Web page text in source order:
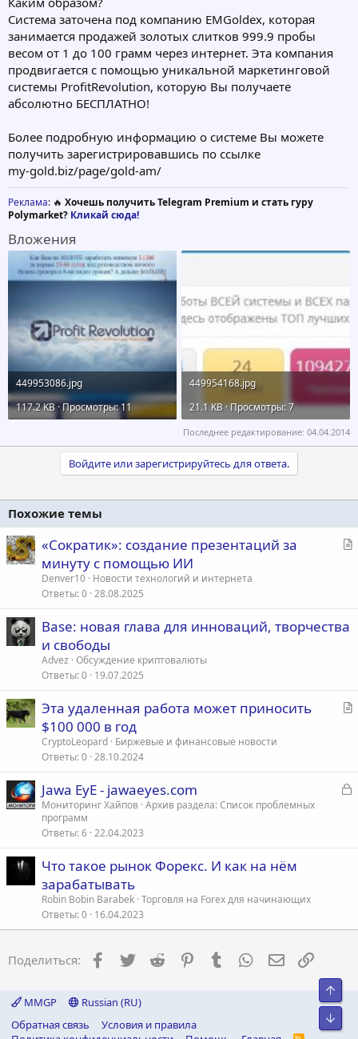
Система заточена под компанию EMGoldex, которая
занимается продажей золотых слитков 999.9 пробы
весом от 1 до 100 грамм через интернет. Эта компания
продвигается с помощью уникальной маркетинговой
системы ProfitRevolution, которую Вы получаете
абсолютно БЕСПЛАТНО!
Более подробную информацию о системе Вы можете
получить зарегистрировавшись по ссылке
my-gold.biz/page/gold-am/
Реклама: 🔥 Хочешь получить Telegram Premium и стать гуру
Polymarket? Кликай сюда!
Вложения
449953086.jpg
117.2 KB · Просмотры: 11
449954168.jpg
21.1 KB · Просмотры: 7
Последнее редактирование: 04.04.2014
Войдите или зарегистрируйтесь для ответа.
Похожие темы
С
«Сократик»: создание презентаций за
минуту с помощью ИИ
Denver10 Новости технологий и интернета
Ответы 0 28.08.2025
Base: новая глава для инноваций, творчества
и свободы
Advez Обсуждение криптовалюты
Ответы 0 19.07.2025
С
я
Эта удаленная работа может приносить
$100 000 в год
CryptoLeopard Биржевые и финансовые новости
Ответы 0 28.10.2024
З
Jawa EyE - jawaeyes.com
Мониторинг Хайпов Архив раздела: Список проблемных
программ
Ответы 6 22.04.2023
Что такое рынок Форекс. И как на нём
зарабатывать
Robin Bobin Barabek Торговля на Forex для начинающих
Ответы 0 16.04.2023
Поделиться: Facebook
Twitter Reddit PinterestTumblr WhatsApp
MMGP
Russian (RU)
Обратная связь
Условия и правила